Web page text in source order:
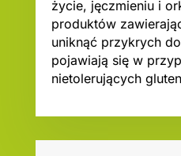
życie, jęczmieniu i
produktów
uniknąć przykrych
pojawiają się w
nietolerujących